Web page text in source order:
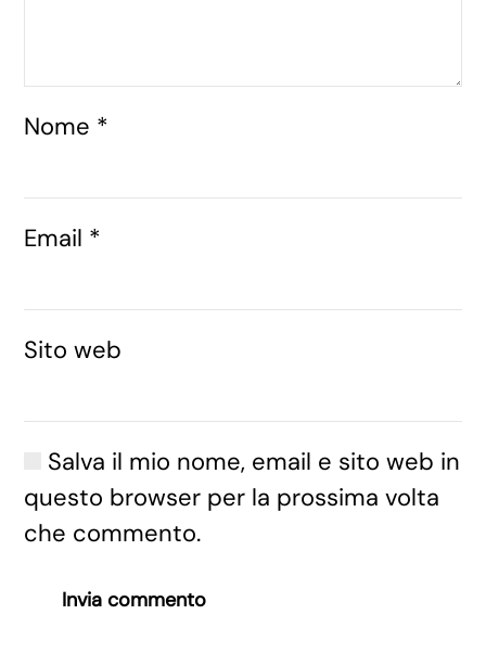
Nome *
Email *
Sito web
Salva il mio nome, email e sito web in
questo browser per la prossima volta
che commento.
Invia commento